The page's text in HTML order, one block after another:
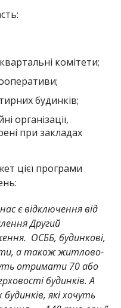
комітети;
будинків;
організації,
при закладах
цієї програми
є відключення від
Другий
ОСББ, будинкові,
а також житлово-
отримати 70 або
будинків. А
які хочуть